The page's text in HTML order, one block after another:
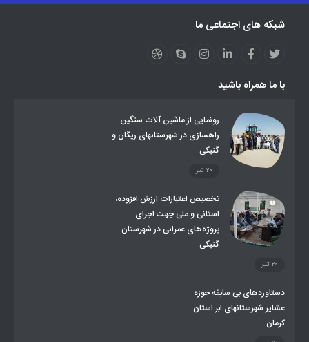
مزایدات و مناقصات
محتوای کانون توسعه
عملکردها
عشایر استان
طرح و برنامه
روند ساماندهی عشایر داوطلب اسکان
تشکیلات اداری
شبکه های اجتماعی ما
با ما همراه باشید
رونمایی از ماشین آلات سنگین
راهسازی در شهرستانهای ریگان و
گنبکی
۲۰ تیر
تخصیص اعتبارات ارزش افزوده،
استانی و ملی جهت اجرای
پروژه‌های عمرانی در شهرستان
گنبکی
۲۰ تیر
دستاوردهای بی سابقه حوزه
عشایر شهرستانهای ابر استان
کرمان